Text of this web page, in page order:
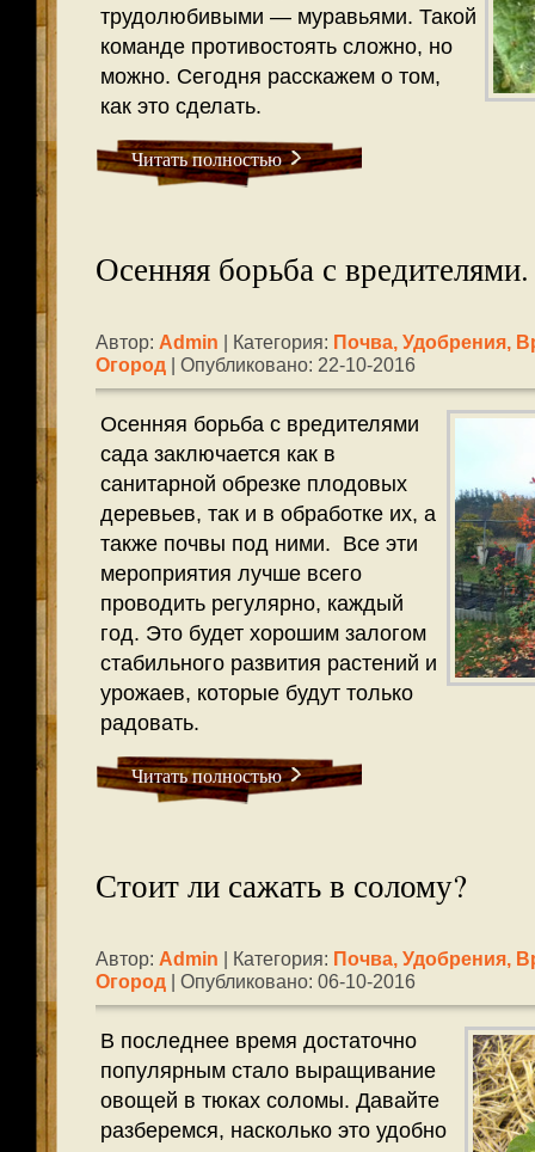
трудолюбивыми — муравьями. Такой
команде противостоять сложно, но
можно. Сегодня расскажем о том,
как это сделать.
Читать полностью
Осенняя борьба с вредителями.
Автор: Admin | Категория: Почва, Удобрения,
Огород | Опубликовано: 22-10-2016
Осенняя борьба с вредителями
сада заключается как в
санитарной обрезке плодовых
деревьев, так и в обработке их, а
также почвы под ними. Все эти
мероприятия лучше всего
проводить регулярно, каждый
год. Это будет хорошим залогом
стабильного развития растений и
урожаев, которые будут только
радовать.
Читать полностью
Стоит ли сажать в солому?
Автор: Admin | Категория: Почва, Удобрения,
Огород | Опубликовано: 06-10-2016
В последнее время достаточно
популярным стало выращивание
овощей в тюках соломы. Давайте
разберемся, насколько это удобно